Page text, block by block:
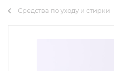
Средства по уходу и стирки